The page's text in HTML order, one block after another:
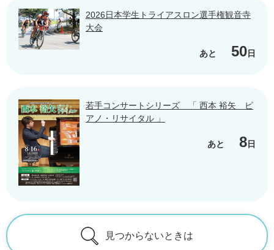
2026日本学生トライアスロン選手権観音寺
大会
あと 50日
若手コンサートシリーズ 「 西本 裕矢 ピ
アノ・リサイタル 」
あと 8日
見つからないときは